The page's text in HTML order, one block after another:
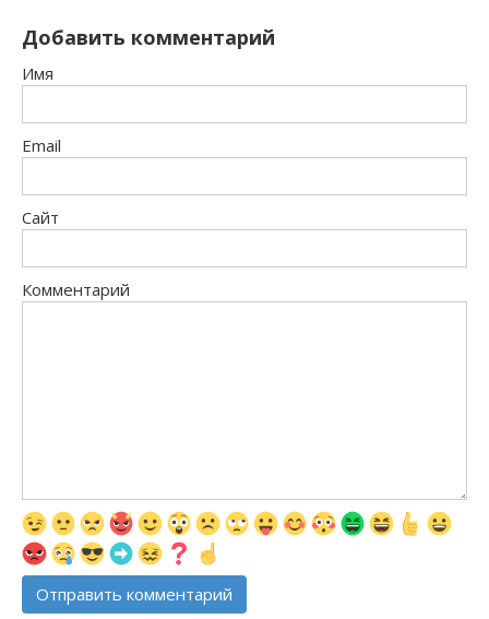
Добавить комментарий
Имя
Email
Сайт
Комментарий